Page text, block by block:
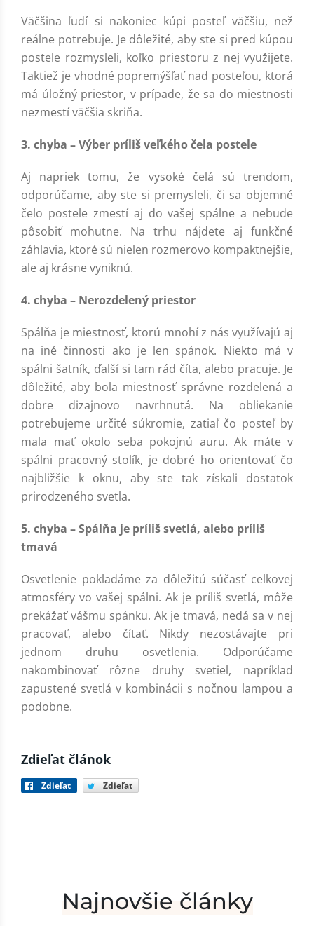
Väčšina ľudí si nakoniec kúpi posteľ väčšiu, než
reálne potrebuje. Je dôležité, aby ste si pred kúpou
postele rozmysleli, koľko priestoru z nej využijete.
Taktiež je vhodné popremýšľať nad posteľou, ktorá
má úložný priestor, v prípade, že sa do miestnosti
nezmestí väčšia skriňa.
3. chyba – Výber príliš veľkého čela postele
Aj napriek tomu, že vysoké čelá sú trendom,
odporúčame, aby ste si premysleli, či sa objemné
čelo postele zmestí aj do vašej spálne a nebude
pôsobiť mohutne. Na trhu nájdete aj funkčné
záhlavia, ktoré sú nielen rozmerovo kompaktnejšie,
ale aj krásne vyniknú.
4. chyba – Nerozdelený priestor
Spálňa je miestnosť, ktorú mnohí z nás využívajú aj
na iné činnosti ako je len spánok. Niekto má v
spálni šatník, ďalší si tam rád číta, alebo pracuje. Je
dôležité, aby bola miestnosť správne rozdelená a
dobre dizajnovo navrhnutá. Na obliekanie
potrebujeme určité súkromie, zatiaľ čo posteľ by
mala mať okolo seba pokojnú auru. Ak máte v
spálni pracovný stolík, je dobré ho orientovať čo
najbližšie k oknu, aby ste tak získali dostatok
prirodzeného svetla.
5. chyba – Spálňa je príliš svetlá, alebo príliš
tmavá
Osvetlenie pokladáme za dôležitú súčasť celkovej
atmosféry vo vašej spálni. Ak je príliš svetlá, môže
prekážať vášmu spánku. Ak je tmavá, nedá sa v nej
pracovať, alebo čítať. Nikdy nezostávajte pri
jednom druhu osvetlenia. Odporúčame
nakombinovať rôzne druhy svetiel, napríklad
zapustené svetlá v kombinácii s nočnou lampou a
podobne.
Zdieľat článok
Zdieľat Zdieľat
Najnovšie články